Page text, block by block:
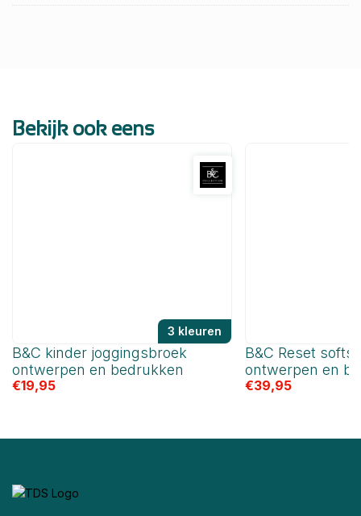
Bekijk ook eens
3 kleuren
B&C kinder joggingsbroek
ontwerpen en bedrukken
€19,95
B&C Reset
ontwerpen en
€39,95